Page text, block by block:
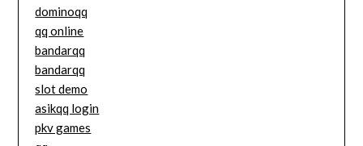
dominoqq
qq online
bandarqq
bandarqq
slot demo
asikqq login
pkv games